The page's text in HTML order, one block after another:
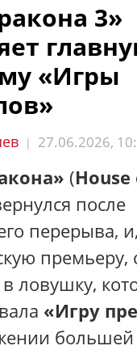
3»
«Игры
| 27.06.2026,
(
после
перерыва,
премьеру,
ловушку,
«Игру
большей